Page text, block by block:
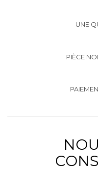
UNE
PIÈCE